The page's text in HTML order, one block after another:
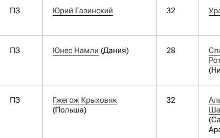
ПЗ Юрий Газинский 32
ПЗ Юнес Намли (Дания) 28
ПЗ
Гжегож Крыховяк
(Польша)
32